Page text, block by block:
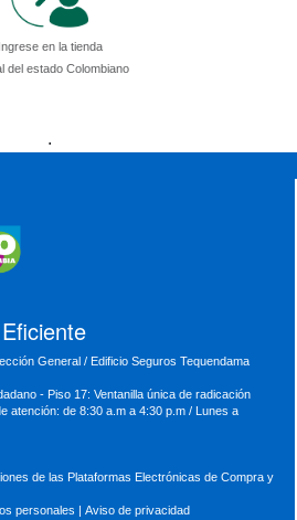
Ingrese en la tienda
del estado Colombiano
.
General / Edificio Seguros Tequendama
- Piso 17: Ventanilla única de radicación
atención: de 8:30 a.m a 4:30 p.m / Lunes a
de las Plataformas Electrónicas de Compra y
personales | Aviso de privacidad